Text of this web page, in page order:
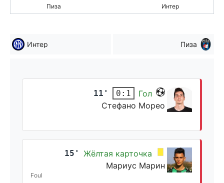
Пиза Интер
Интер Пиза
11' 0:1
Гол
Стефано Морео
15'
Жёлтая карточка
Мариус Марин
Foul